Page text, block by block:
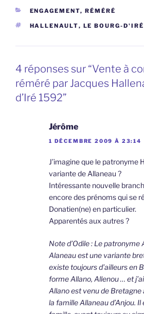
CATÉGORIES
ENGAGEMENT, RÉMÉRÉ
ÉTIQUETTES
HALLENAULT, LE BOURG-D'IRÉ
4 réponses sur “Vente à
réméré par Jacques
d’Iré 1592”
Jérôme
1 DÉCEMBRE 2009 À 23:14
J’imagine que le patronyme
variante de Allaneau ?
Intéressante nouvelle
encore des prénoms qui se
Donatien(ne) en particulier.
Apparentés aux autres ?
Note d’Odile : Le patronyme
Alaneau est une variante
existe toujours d’ailleurs en
forme Allano, Allenou … et
Allano est venu de
la famille Allaneau d’Anjou.